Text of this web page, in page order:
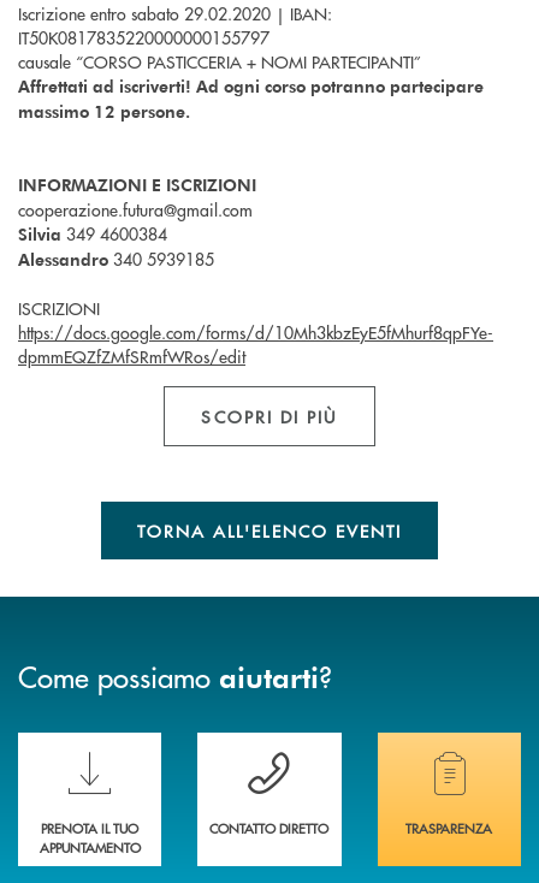
Iscrizione entro sabato 29.02.2020 | IBAN:
IT50K0817835220000000155797
causale “CORSO PASTICCERIA + NOMI PARTECIPANTI”
Affrettati ad iscriverti! Ad ogni corso potranno partecipare
massimo 12 persone.
INFORMAZIONI E ISCRIZIONI
cooperazione.futura@gmail.com
Silvia 349 4600384
Alessandro 340 5939185
ISCRIZIONI
https://docs.google.com/forms/d/10Mh3kbzEyE5fMhurf8qpFYe-
dpmmEQZfZMfSRmfWRos/edit
SCOPRI DI PIÙ
TORNA ALL'ELENCO EVENTI
Come possiamo aiutarti?
Scopri le funzionalità della nuova PRENOTA BANCA
PRENOTA IL TUO
APPUNTAMENTO
Hai bisogno di assistenza immediata?
CONTATTO DIRETTO
Hai bisogno di
TRASPARENZA